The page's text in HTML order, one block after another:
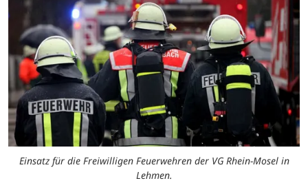
Einsatz für die Freiwilligen Feuerwehren der VG Rhein-Mosel in
Lehmen.